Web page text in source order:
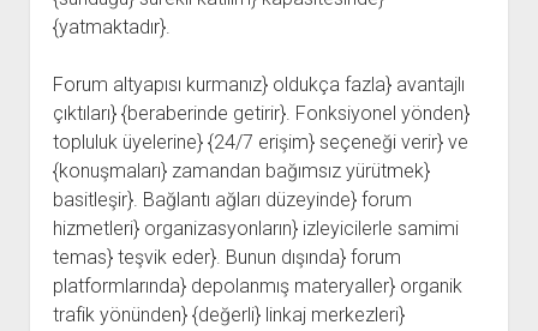
{yatmaktadır}.
Forum altyapısı kurmanız} oldukça fazla} avantajlı
çıktıları} {beraberinde getirir}. Fonksiyonel yönden}
topluluk üyelerine} {24/7 erişim} seçeneği verir} ve
{konuşmaları} zamandan bağımsız yürütmek}
basitleşir}. Bağlantı ağları düzeyinde} forum
hizmetleri} organizasyonların} izleyicilerle samimi
temas} teşvik eder}. Bunun dışında} forum
platformlarında} depolanmış materyaller} organik
trafik yönünden} {değerli} linkaj merkezleri}